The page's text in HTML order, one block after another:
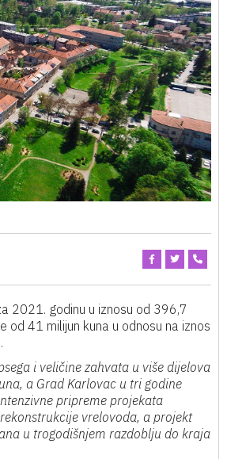
2021. godinu u iznosu od 396,7
od 41 milijun kuna u odnosu na iznos
i veličine zahvata u više dijelova
a Grad Karlovac u tri godine
pripreme projekata
vrelovoda, a projekt
u trogodišnjem razdoblju do kraja